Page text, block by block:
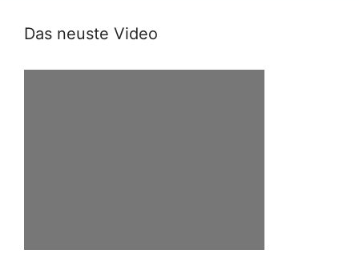
Das neuste Video